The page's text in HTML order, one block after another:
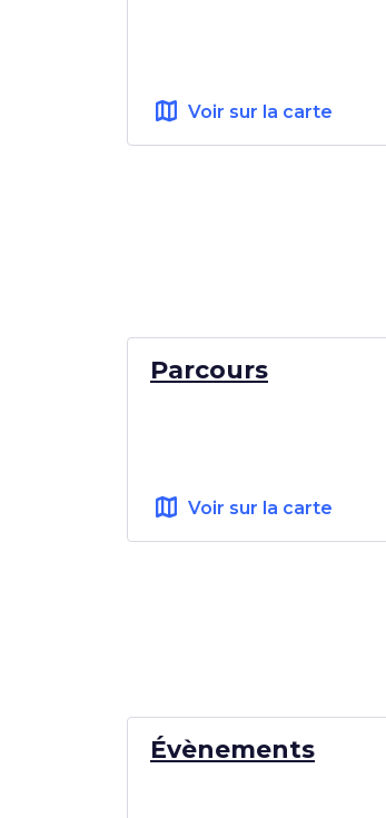
map Voir sur la carte
Parcours
map Voir sur la carte
Évènements